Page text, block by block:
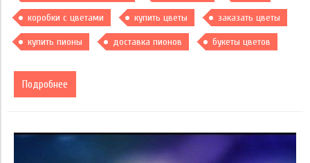
коробки с цветами купить цветы заказать цветы
купить пионы доставка пионов букеты цветов
Подробнее